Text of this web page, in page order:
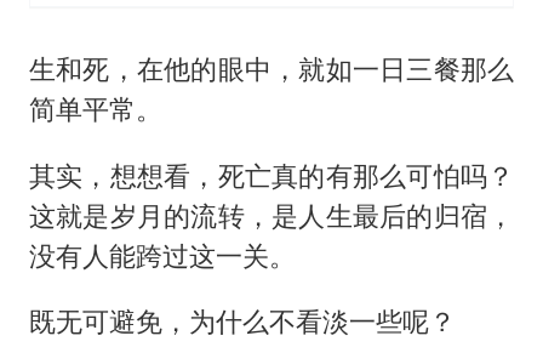
生和死，在他的眼中，就如一日三餐那么
简单平常。
其实，想想看，死亡真的有那么可怕吗？
这就是岁月的流转，是人生最后的归宿，
没有人能跨过这一关。
既无可避免，为什么不看淡一些呢？